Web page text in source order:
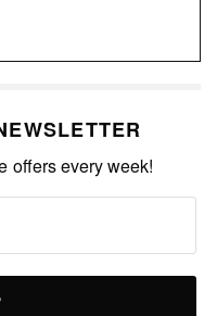
offers every week!